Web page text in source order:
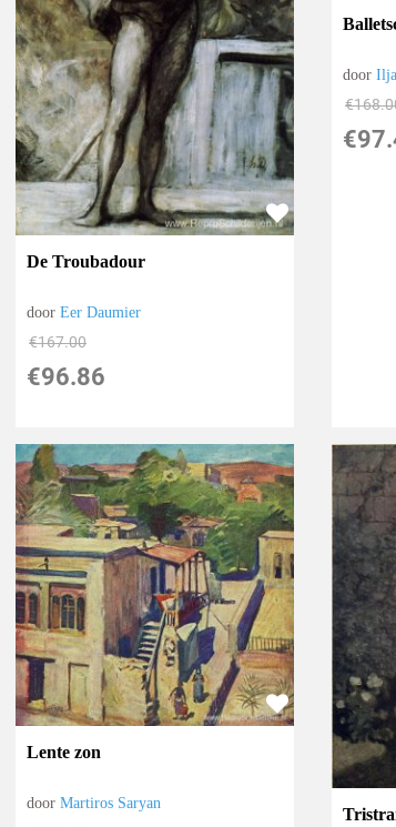
De Troubadour
doorEer Daumier
€167.00
€96.86
door
€
€
Lente zon
doorMartiros Saryan